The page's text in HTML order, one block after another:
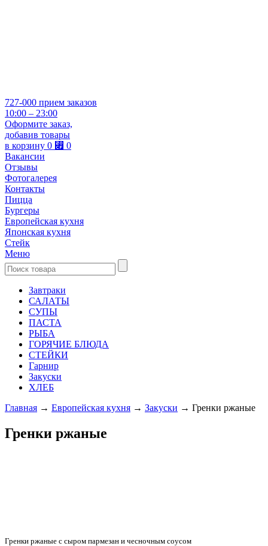
727-000 прием заказов
10:00 – 23:00
Оформите заказ,
добавив товары
в корзину 0 ⃏ 0
Вакансии
Отзывы
Фотогалерея
Контакты
Пицца
Бургеры
Европейская кухня
Японская кухня
Стейк
Меню
Завтраки
САЛАТЫ
СУПЫ
ПАСТА
РЫБА
ГОРЯЧИЕ БЛЮДА
СТЕЙКИ
Гарнир
Закуски
ХЛЕБ
Главная → Европейская кухня → Закуски → Гренки ржаные
Гренки ржаные
Гренки ржаные с сыром пармезан и чесночным соусом